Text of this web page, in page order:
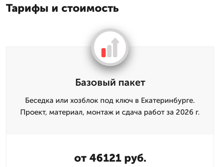
Тарифы и стоимость
Базовый пакет
Беседка или хозблок под ключ в Екатеринбурге.
Проект, материал, монтаж и сдача работ за 2026 г.
от 46121 руб.